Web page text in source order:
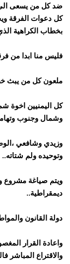
ضد كل من يسعى الى
كل دعوات الفرقة
بخطاب الكراهية
فليس منا ابدا من
ملعون كل من يبث
كل اليمنيين اخوة
وشمال وجنوب
وزيدي وشافعي
وتوحيده ولم شتاته..
ويتم صياغة مشروع
ديمقراطية..
دولة القانون
واعادة القرار
والاقتراع